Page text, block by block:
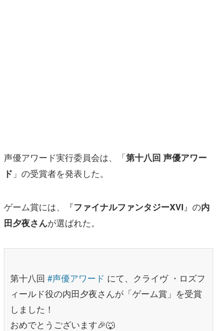
アプリレビュー
その他
電ファミニコゲーマーとは？
運営：株式会社マレ
声優アワード実行委員会は、「第十八回 声優アワー
ド 」の受賞者を発表した。
ゲーム賞には、『ファイナルファンタジーXVI 』の内
田夕夜さんが選ばれた。
第十八回 #声優アワード にて、クライヴ ・ロズフ
ィールド役の内田夕夜さんが「ゲーム賞」を受賞
しました！
おめでとうございます🎉🐺